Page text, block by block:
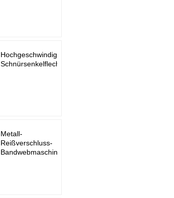
Hochgeschwindigkeits-
Schnürsenkelflechtmaschine
Metall-
Reißverschluss-
Bandwebmaschine